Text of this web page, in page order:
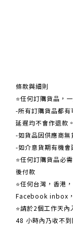
條款與細則
⭐任何訂購貨品，
-所有訂購貨品都
延遲均不會作退款。
-如貨品因供應商
-如介意貨期有機會
⭐任何訂購貨品必
後付款
⭐任何台灣，香港
Facebook inbox
​​⭐請於2個工作天
48 小時內乃收不